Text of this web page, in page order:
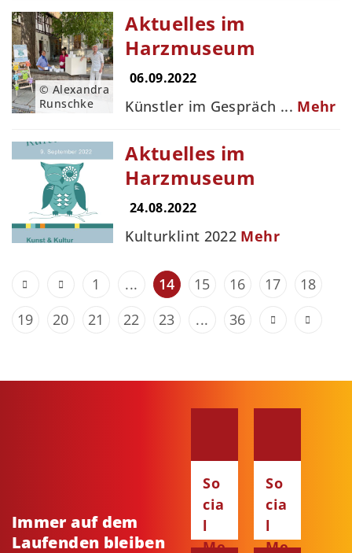
Aktuelles im
Harzmuseum
06.09.2022
Künstler im Gespräch ... Mehr
© Alexandra
Runschke
Aktuelles im
Harzmuseum
24.08.2022
Kulturklint 2022 Mehr
1 ... 14 15 16 17
18
19
20 21 22 23 ... 36
Immer auf dem
Laufenden bleiben
So
cia
l
Me
So
cia
l
Me